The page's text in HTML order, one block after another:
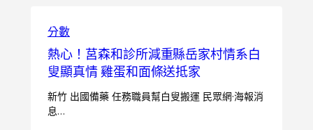
分數
熱心！莒森和診所減重縣岳家村情系白
叟顯真情 雞蛋和面條送抵家
新竹 出國備藥 任務職員幫白叟搬運 民眾網·海報消
息…